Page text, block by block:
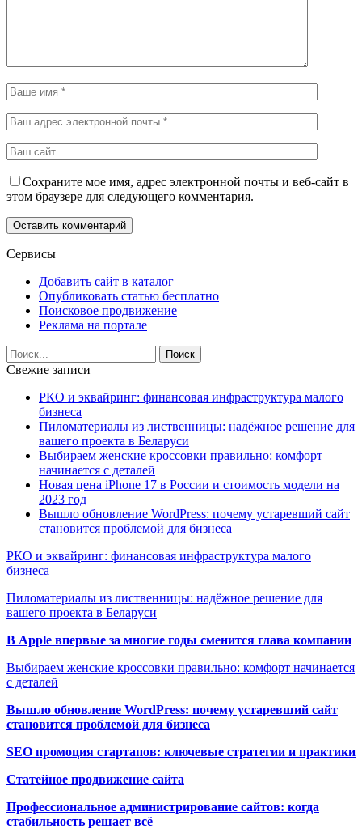
Сохраните мое имя, адрес электронной почты и веб-сайт в
этом браузере для следующего комментария.
Сервисы
Добавить сайт в каталог
Опубликовать статью бесплатно
Поисковое продвижение
Реклама на портале
Свежие записи
РКО и эквайринг: финансовая инфраструктура малого
бизнеса
Пиломатериалы из лиственницы: надёжное решение для
вашего проекта в Беларуси
Выбираем женские кроссовки правильно: комфорт
начинается с деталей
Новая цена iPhone 17 в России и стоимость модели на
2023 год
Вышло обновление WordPress: почему устаревший сайт
становится проблемой для бизнеса
РКО и эквайринг: финансовая инфраструктура малого
бизнеса
Пиломатериалы из лиственницы: надёжное решение для
вашего проекта в Беларуси
В Apple впервые за многие годы сменится глава компании
Выбираем женские кроссовки правильно: комфорт начинается
с деталей
Вышло обновление WordPress: почему устаревший сайт
становится проблемой для бизнеса
SEO промоция стартапов: ключевые стратегии и практики
Статейное продвижение сайта
Профессиональное администрирование сайтов: когда
стабильность решает всё